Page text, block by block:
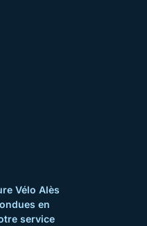
Vélo Alès
en
service